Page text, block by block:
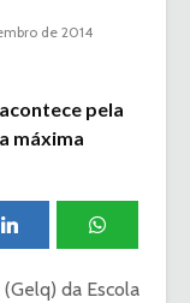
de 2014
pela
máxima
da Escola